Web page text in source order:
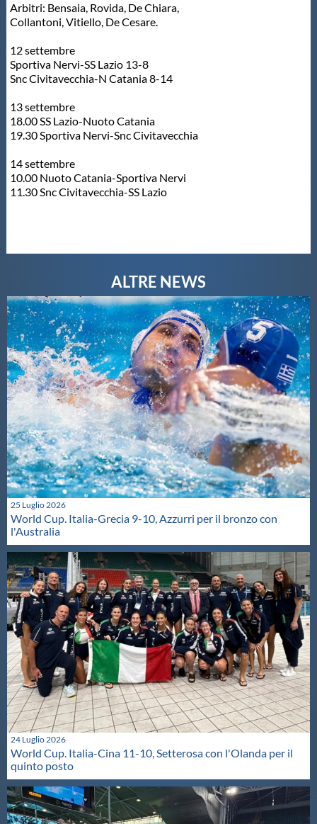
Arbitri: Bensaia, Rovida, De Chiara,
Collantoni, Vitiello, De Cesare.
12 settembre
Sportiva Nervi-SS Lazio 13-8
Snc Civitavecchia-N Catania 8-14
13 settembre
18.00 SS Lazio-Nuoto Catania
19.30 Sportiva Nervi-Snc Civitavecchia
14 settembre
10.00 Nuoto Catania-Sportiva Nervi
11.30 Snc Civitavecchia-SS Lazio
25 Luglio 2026
World Cup. Italia-Grecia 9-10, Azzurri per il bronzo con
l'Australia
24 Luglio 2026
World Cup. Italia-Cina 11-10, Setterosa con l'Olanda per il
quinto posto